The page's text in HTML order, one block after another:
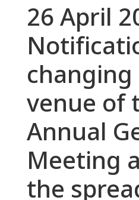
26 April
venue of
Annual
Meeting
the